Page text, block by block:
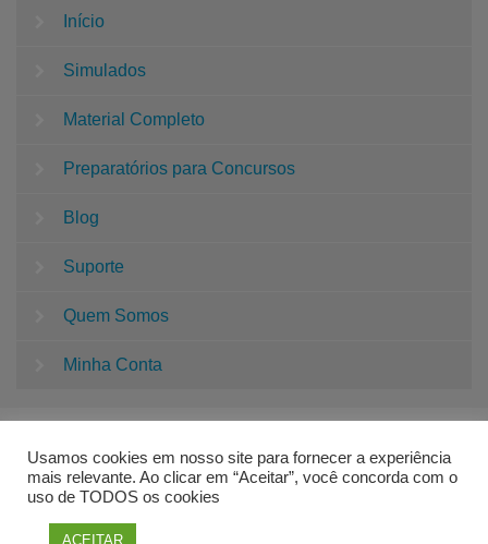
Início
Simulados
Material Completo
Preparatórios para Concursos
Blog
Suporte
Quem Somos
Minha Conta
QUESTÕES CONCURSO PEDAGOGIA | SUPER
Usamos cookies em nosso site para fornecer a experiência
mais relevante. Ao clicar em “Aceitar”, você concorda com o
uso de TODOS os cookies
ACEITAR